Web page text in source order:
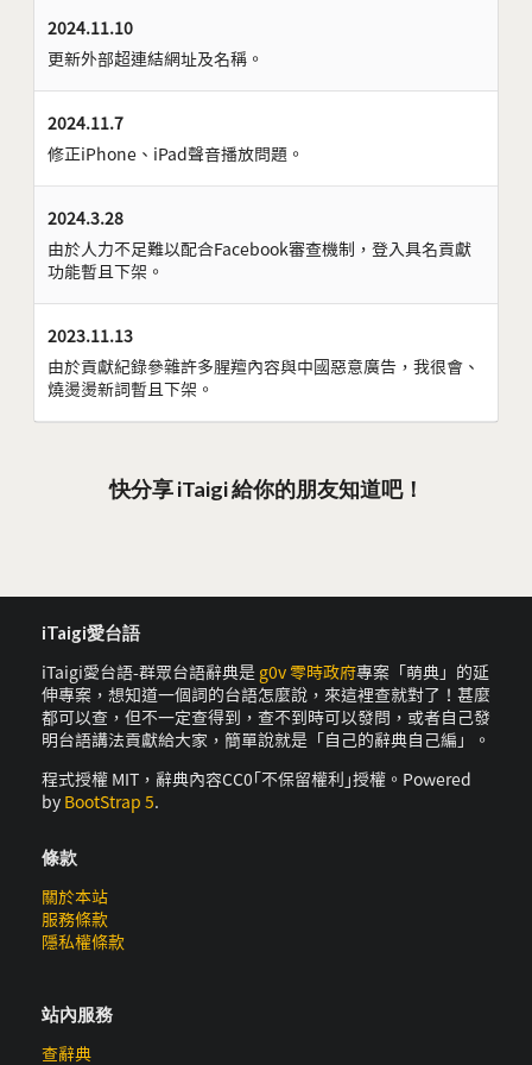
2024.11.10
更新外部超連結網址及名稱。
2024.11.7
修正iPhone、iPad聲音播放問題。
2024.3.28
由於人力不足難以配合Facebook審查機制，登入具名貢獻
功能暫且下架。
2023.11.13
由於貢獻紀錄參雜許多腥羶內容與中國惡意廣告，我很會、
燒燙燙新詞暫且下架。
快分享 iTaigi 給你的朋友知道吧！
iTaigi愛台語
iTaigi愛台語-群眾台語辭典是 g0v 零時政府專案「萌典」的延
伸專案，想知道一個詞的台語怎麼說，來這裡查就對了！甚麼
都可以查，但不一定查得到，查不到時可以發問，或者自己發
明台語講法貢獻給大家，簡單說就是「自己的辭典自己編」。
程式授權 MIT，辭典內容CC0｢不保留權利｣授權。Powered
by BootStrap 5.
條款
關於本站
服務條款
隱私權條款
站內服務
查辭典